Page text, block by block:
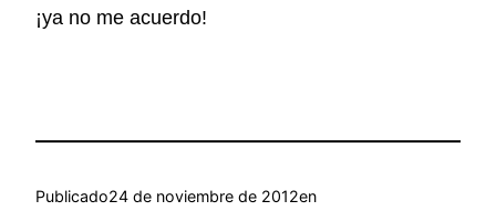
¡ya no me acuerdo!
Publicado24 de noviembre de 2012en